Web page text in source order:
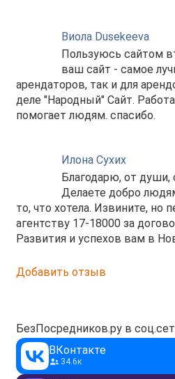
Виола Dusekeeva
Пользуюсь сайтом
ваш сайт - самое
арендаторов, так и для
деле "Народный" Сайт.
помогает людям. спасибо.
Илона Сухих
Благодарю, от души,
Делаете добро
то, что хотела. Извините, но
агентству 17-18000 за
Развития и успехов вам в
Добавить отзыв
БезПосредников.ру в
ВКонтакте
34.6к